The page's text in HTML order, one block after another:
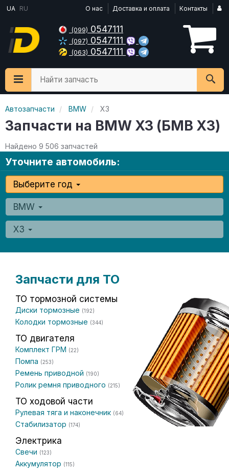
UA RU О нас Доставка и оплата Контакты
(099) 0547111
(097) 0547111
(063) 0547111
Найти запчасть
Автозапчасти BMW X3
Запчасти на BMW X3 (БМВ Х3)
Найдено 9 506 запчастей
Уточните автомобиль:
Выберите год
BMW
X3
Запчасти для ТО
ТО тормозной системы
Диски тормозные (192)
Колодки тормозные (344)
ТО двигателя
Комплект ГРМ (22)
Помпа (253)
Ремень приводной (190)
Ролик ремня приводного (215)
ТО ходовой части
Рулевая тяга и наконечник (64)
Стабилизатор (174)
Электрика
Свечи (123)
Аккумулятор (115)